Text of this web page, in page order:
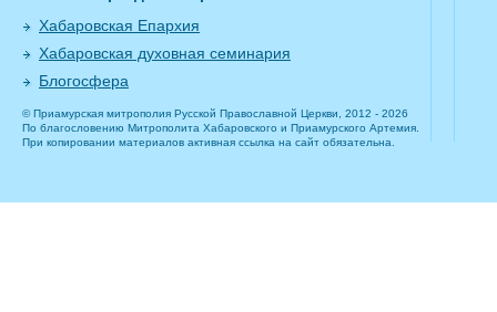
Хабаровская Епархия
Хабаровская духовная семинария
Блогосфера
© Приамурская митрополия Русской Православной Церкви, 2012 - 2026
По благословению Митрополита Хабаровского и Приамурского Артемия.
При копировании материалов активная ссылка на сайт обязательна.